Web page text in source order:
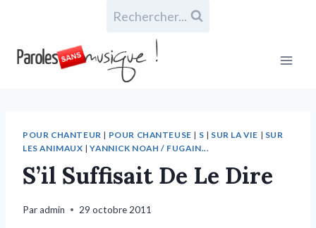
Rechercher...
POUR CHANTEUR | POUR CHANTEUSE | S | SUR LA VIE | SUR
LES ANIMAUX |YANNICK NOAH / FUGAIN...
S’il Suffisait De Le Dire
Paradmin 29 octobre 2011